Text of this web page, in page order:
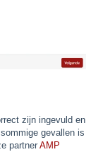
zijn ingevuld en
gevallen is
partner AMP